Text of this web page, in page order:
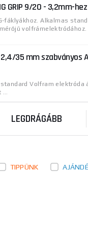
GRIP 9/20 - 3,2mm-hez
fáklyákhoz. Alkalmas
volfrámelektródához.
35 mm szabványos
standard Volfram elektróda
LEGDRÁGÁBB
TIPPÜNK